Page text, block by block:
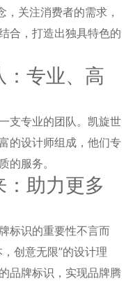
，关注消费者的需求，
合，打造出独具特色的
：专业、高
支专业的团队。凯旋世
的设计师组成，他们专
的服务。
助力更多
标识的重要性不言而
创意无限”的设计理
品牌标识，实现品牌腾